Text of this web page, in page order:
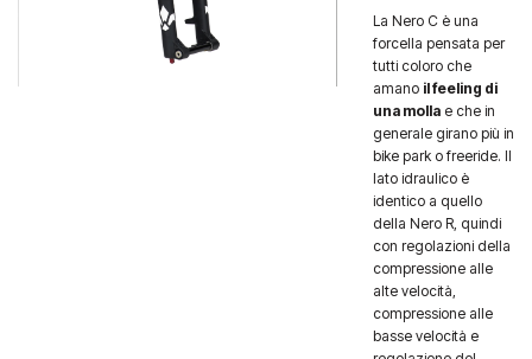
La Nero C è una
forcella pensata per
tutti coloro che
amano il feeling di
una mollae che in
generale girano più in
bike park o freeride. Il
lato idraulico è
identico a quello
della Nero R, quindi
con regolazioni della
compressione alle
alte velocità,
compressione alle
basse velocità e